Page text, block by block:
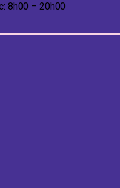
8h00 – 20h00